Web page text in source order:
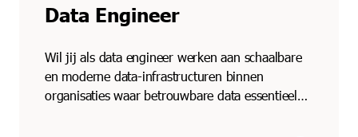
Data Engineer
Wil jij als data engineer werken aan schaalbare
en moderne data-infrastructuren binnen
organisaties waar betrouwbare data essentieel